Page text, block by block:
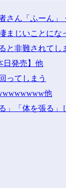
さん「ふーん
まじいことにな
と非難されてし
日発売】他
ってしまう
他
」「体を張る